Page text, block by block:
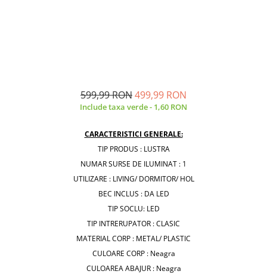
599,99 RON499,99 RON
Include taxa verde - 1,60 RON
CARACTERISTICI GENERALE:
TIP PRODUS : LUSTRA
NUMAR SURSE DE ILUMINAT : 1
UTILIZARE : LIVING/ DORMITOR/ HOL
BEC INCLUS : DA LED
TIP SOCLU: LED
TIP INTRERUPATOR : CLASIC
MATERIAL CORP : METAL/ PLASTIC
CULOARE CORP : Neagra
CULOAREA ABAJUR : Neagra